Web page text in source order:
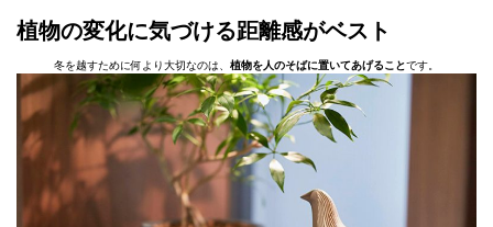
植物の変化に気づける距離感がベスト
冬を越すために何より大切なのは、 植物を人のそばに置いてあげることです。